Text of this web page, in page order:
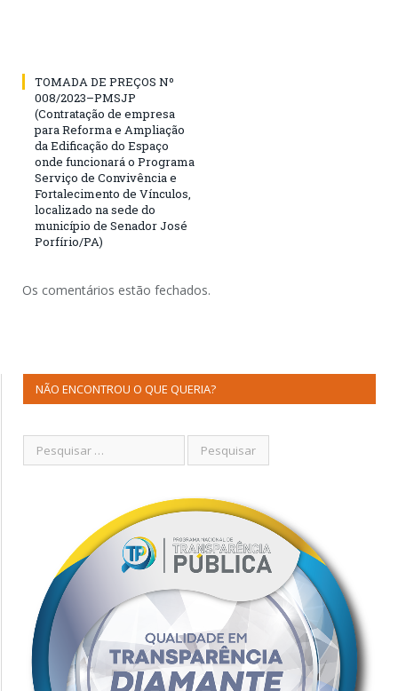
TOMADA DE PREÇOS Nº
008/2023–PMSJP
(Contratação de empresa
para Reforma e Ampliação
da Edificação do Espaço
onde funcionará o Programa
Serviço de Convivência e
Fortalecimento de Vínculos,
localizado na sede do
município de Senador José
Porfírio/PA)
Os comentários estão fechados.
NÃO ENCONTROU O QUE QUERIA?